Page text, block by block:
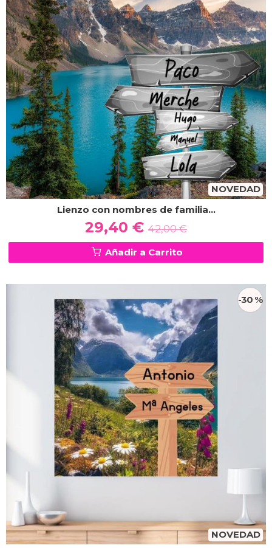
NOVEDAD
Lienzo con nombres de familia...
29,40 € 42,00 €
Añadir a Carrito
NOVEDAD
-30 %